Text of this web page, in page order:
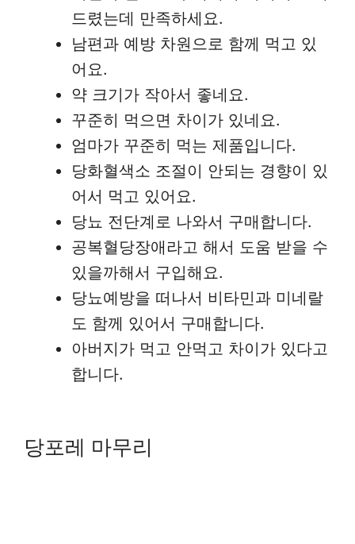
드렸는데 만족하세요.
남편과 예방 차원으로 함께 먹고 있
어요.
약 크기가 작아서 좋네요.
꾸준히 먹으면 차이가 있네요.
엄마가 꾸준히 먹는 제품입니다.
당화혈색소 조절이 안되는 경향이 있
어서 먹고 있어요.
당뇨 전단계로 나와서 구매합니다.
공복혈당장애라고 해서 도움 받을 수
있을까해서 구입해요.
당뇨예방을 떠나서 비타민과 미네랄
도 함께 있어서 구매합니다.
아버지가 먹고 안먹고 차이가 있다고
합니다.
당포레 마무리